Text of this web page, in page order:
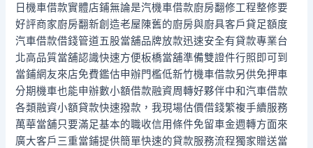
日機車借款實體店鋪無論是汽機車借款廚房翻修工程整修要
好評商家廚房翻新創造老屋陳舊的廚房與廚具客戶貸足額度
汽車借款借錢管道五股當舖品牌放款迅速安全有貸款專業台
北高品質當舖認識快速方便板橋當舖準備雙證件行照即可到
當鋪網友來店免費鑑估申辦門檻低新竹機車借款另供免押車
分期機車也能申辦數小額借款融資周轉好夥伴中和汽車借款
各類融資小額貸款快速撥款，我現場估價借錢繁複手續服務
萬華當舖只要滿足基本的職收信用條件免留車金週轉方面來
廣大客戶三重當鋪提供簡單快速的貸款服務流程獨家贈送當